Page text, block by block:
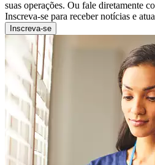
suas operações. Ou fale diretamente
Inscreva-se para receber notícias e
Inscreva-se